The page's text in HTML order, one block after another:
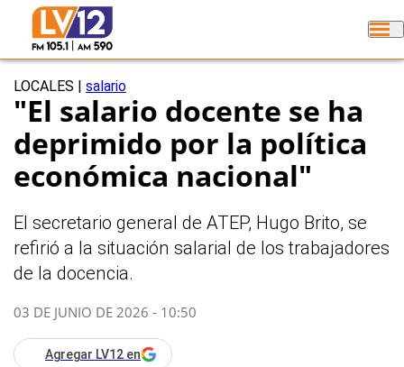
LOCALES salario
"El salario docente se ha
deprimido por la política
económica nacional"
El secretario general de ATEP, Hugo Brito, se
refirió a la situación salarial de los trabajadores
de la docencia.
03 DE JUNIO DE 2026 - 10:50
Agregar LV12 en